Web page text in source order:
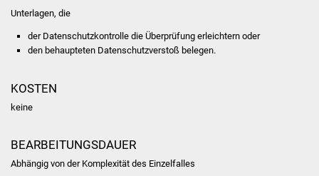
Stadtfest
Unterlagen, die
der Datenschutzkontrolle die Überprüfung erleichtern oder
den behaupteten Datenschutzverstoß belegen.
KOSTEN
keine
BEARBEITUNGSDAUER
Abhängig von der Komplexität des Einzelfalles